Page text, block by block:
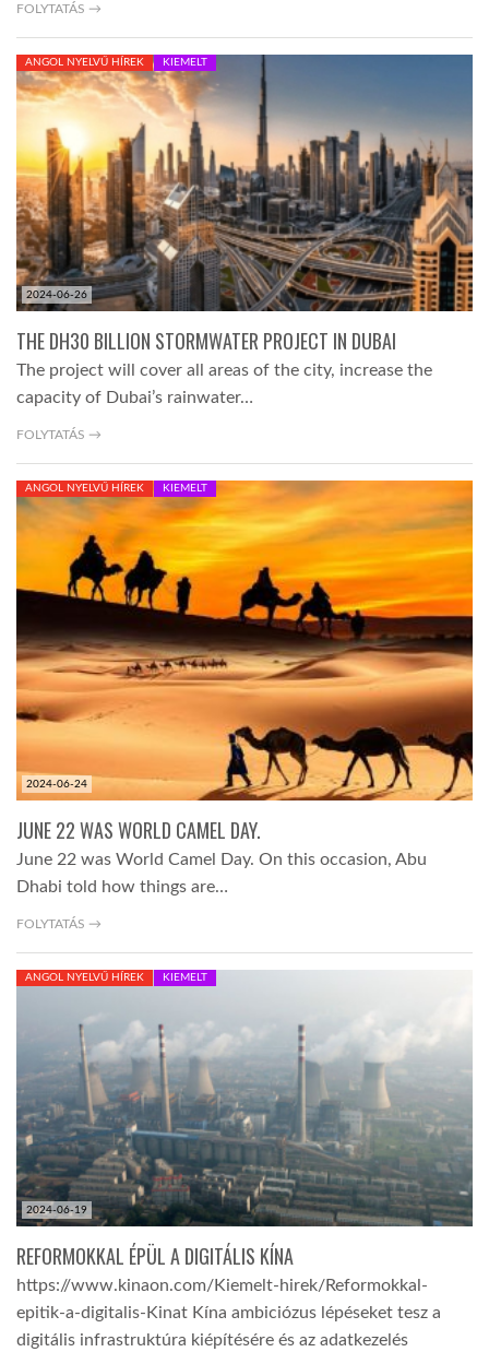
FOLYTATÁS →
2024-06-26
ANGOL NYELVŰ HÍREK KIEMELT
THE DH30 BILLION STORMWATER PROJECT IN DUBAI
The project will cover all areas of the city, increase the
capacity of Dubai’s rainwater…
FOLYTATÁS →
2024-06-24
ANGOL NYELVŰ HÍREK KIEMELT
JUNE 22 WAS WORLD CAMEL DAY.
June 22 was World Camel Day. On this occasion, Abu
Dhabi told how things are…
FOLYTATÁS →
2024-06-19
ANGOL NYELVŰ HÍREK KIEMELT
REFORMOKKAL ÉPÜL A DIGITÁLIS KÍNA
https://www.kinaon.com/Kiemelt-hirek/Reformokkal-
epitik-a-digitalis-Kinat Kína ambiciózus lépéseket tesz a
digitális infrastruktúra kiépítésére és az adatkezelés